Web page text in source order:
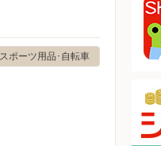
スポーツ用品･自転車